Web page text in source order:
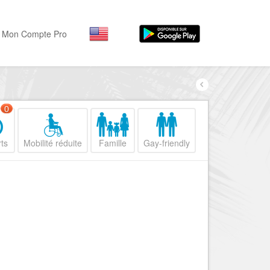
Hôtels, ...
Visiter
Par quartiers
Nice Promenade du
Nice le Port
Mon Compte Pro
0
Mobilité réduite Famille Gay-friendly